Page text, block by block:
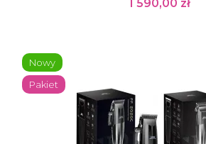
1 590,00 zł
Nowy
Pakiet